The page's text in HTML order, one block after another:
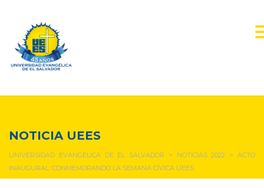
NOTICIA UEES
UNIVERSIDAD EVANGÉLICA DE EL SALVADOR > NOTICIAS 2022 >ACTO
INAUGURAL: CONMEMORANDO LA SEMANA CÍVICA UEES